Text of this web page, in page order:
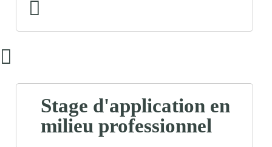
Stage d'application en
milieu professionnel